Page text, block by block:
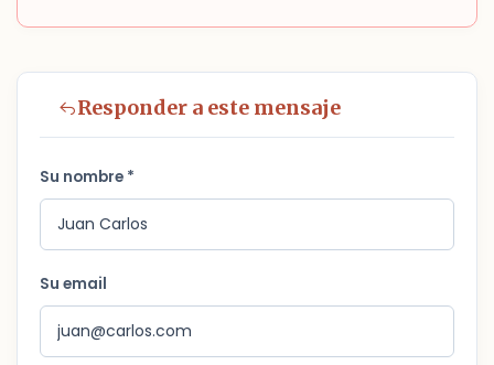
Responder a este mensaje
Su nombre *
Su email